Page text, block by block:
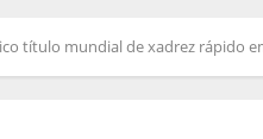
título mundial de xadrez rápido